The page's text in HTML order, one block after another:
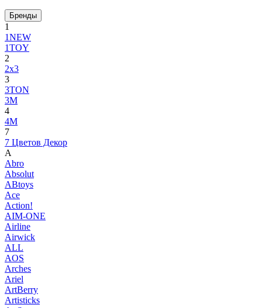
Бренды
1
1NEW
1TOY
2
2x3
3
3TON
3М
4
4M
7
7 Цветов Декор
A
Abro
Absolut
ABtoys
Ace
Action!
AIM-ONE
Airline
Airwick
ALL
AOS
Arches
Ariel
ArtBerry
Artisticks